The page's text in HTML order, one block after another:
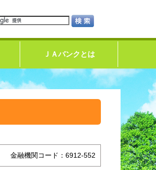
ＪＡバンクとは
金融機関コード：6912-552